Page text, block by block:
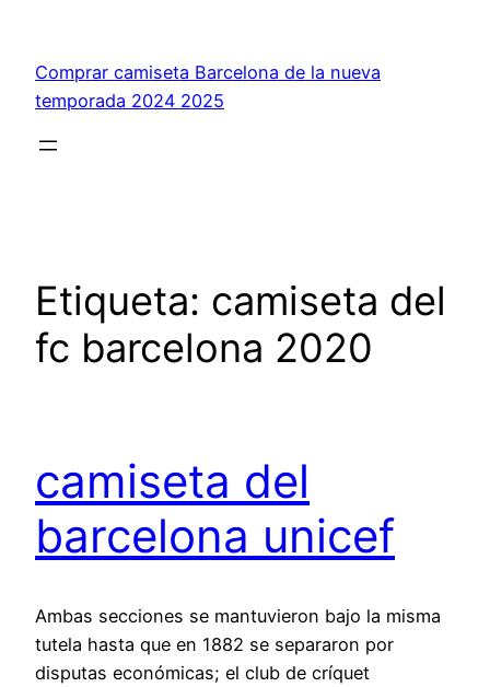
contenido
Comprar camiseta Barcelona de la nueva
temporada 2024 2025
Etiqueta: camiseta del
fc barcelona 2020
camiseta del
barcelona unicef
Ambas secciones se mantuvieron bajo la misma
tutela hasta que en 1882 se separaron por
disputas económicas; el club de críquet